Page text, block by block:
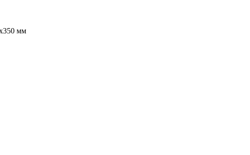
мм